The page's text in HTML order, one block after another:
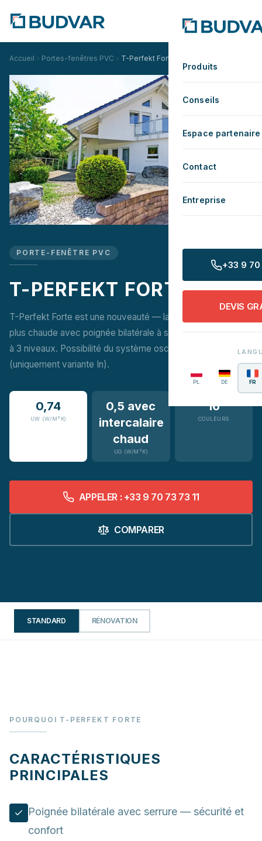
Produits
Conseils
Espace partenaire
Contact
Entreprise
+33 9 70
DEVIS
PL DE FR
Accueil Portes-fenêtres PVC T-Perfekt Forte Standard
PORTE-FENÊTRE PVC
T-PERFEKT FORTE
T-Perfekt Forte est une nouveauté — la porte-fenêtre la
plus chaude avec poignée bilatérale à serrure et étanchéité
à 3 niveaux. Possibilité du système oscillo-coulissant
(uniquement variante In).
0,74
UW (W/M²K)
0,5 avec
intercalaire
chaud
UG (W/M²K)
16
COULEURS
APPELER : +33 9 70 73 73 11
COMPARER
STANDARD RÉNOVATION
POURQUOI T-PERFEKT FORTE
CARACTÉRISTIQUES
PRINCIPALES
Poignée bilatérale avec serrure — sécurité et
confort